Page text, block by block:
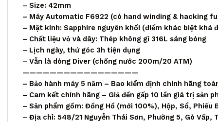
– Size: 42mm
– Máy Automatic F6922 (có hand winding & hacking
– Mặt kính: Sapphire nguyên khối (điểm khác biệt khá
– Chất liệu vỏ và dây: Thép không gỉ 316L sáng bóng
– Lịch ngày, thứ góc 3h tiện dụng
– Vẫn là dòng Diver (chống nước 200m/20 ATM)
—————————————————
– Bảo hành máy 5 năm – Bao kiểm định chính hãng
– Cam kết chính hãng – Giả đền gấp 10 lần giá trị sản
– Sản phẩm gồm: Đồng Hồ (mới 100%), Hộp, Sổ, Phiếu
– Địa chỉ: 548/21 Nguyễn Thái Sơn, Phường 5, Gò Vấp,